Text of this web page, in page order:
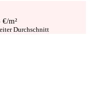
m²
Durchschnitt